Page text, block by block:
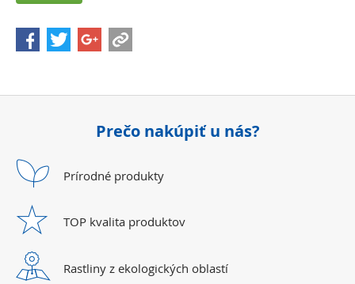
Prečo nakúpiť u nás?
Prírodné produkty
TOP kvalita produktov
Rastliny z ekologických oblastí